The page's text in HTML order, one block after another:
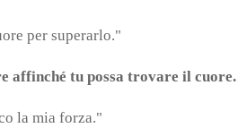
per superarlo."
affinché tu possa trovare il cuore.
la mia forza."